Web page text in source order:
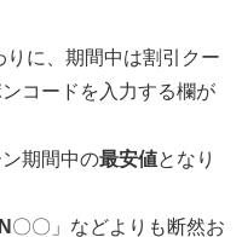
りに、期間中は割引クー
コードを入力する欄が
期間中の最安値となり
〇〇」などよりも断然お